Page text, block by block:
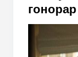
гонорар